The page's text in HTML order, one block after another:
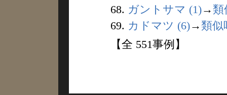
68. ガントサマ (1)→ 類
69. カドマツ (6)→ 類似
【全 551事例】